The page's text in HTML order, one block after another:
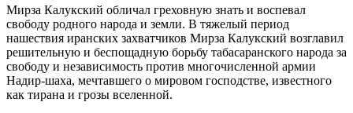
Мирза Калукский обличал греховную знать и воспевал
свободу родного народа и земли. В тяжелый период
нашествия иранских захватчиков Мирза Калукский возглавил
решительную и беспощадную борьбу табасаранского народа за
свободу и независимость против многочисленной армии
Надир-шаха, мечтавшего о мировом господстве, известного
как тирана и грозы вселенной.